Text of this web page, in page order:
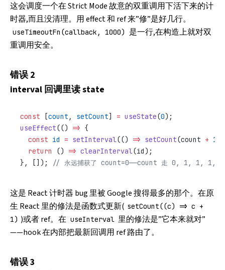
这会调度一个在 Strict Mode 故意的双重调用下活下来的计
时器,而且没清理。用 effect 和 ref 来”修”是好几行。
useTimeoutFn(callback, 1000)
是一行,在构造上就对双
重调用安全。
错误 2
interval 回调里读 state
const [count , setCount] = useState(0);
useEffect(() => {
  const
id = setInterval(() => setCount(count + 1
  return
() => clearInterval(id);
}, []);
// 永远捕获了 count=0——count 走 0, 1, 1, 1,
这是 React 计时器 bug 里被 Google 搜得最多的那个。在原
生 React 里的修法是函数式更新( setCount((c) => c +
1) )或者 ref。在 useInterval 里的修法是”它本来就对”
——hook 在内部把最新回调用 ref 路由了。
错误 3